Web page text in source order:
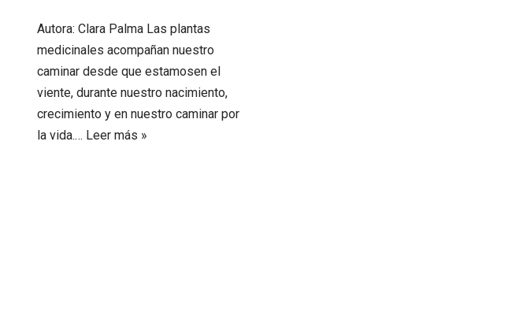
Autora: Clara Palma Las plantas
medicinales acompañan nuestro
caminar desde que estamosen el
viente, durante nuestro nacimiento,
crecimiento y en nuestro caminar por
la vida.… Leer más »